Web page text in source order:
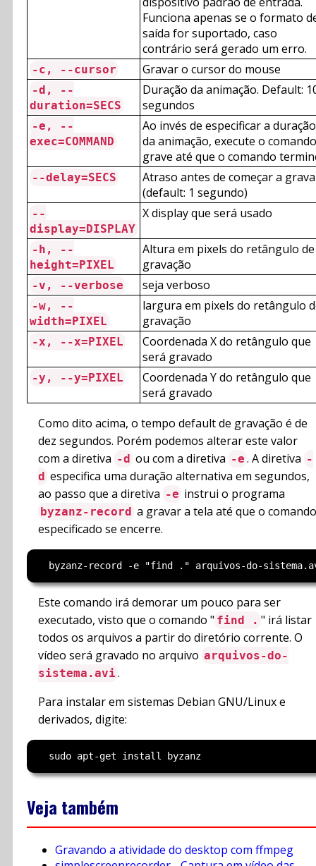
Funciona apenas se o formato
saída for suportado, caso
contrário será gerado um erro.
-c, --cursor Gravar o cursor do mouse
-d, --
duration=SECS
Duração da animação. Default:
segundos
-e, --
exec=COMMAND
Ao invés de especificar a duração
da animação, execute o
grave até que o comando
--delay=SECS
Atraso antes de começar a
(default: 1 segundo)
--
display=DISPLAY
X display que será usado
-h, --
height=PIXEL
Altura em pixels do retângulo de
gravação
-v, --verbose seja verboso
-w, --
width=PIXEL
largura em pixels do retângulo
gravação
-x, --x=PIXEL
Coordenada X do retângulo que
será gravado
-y, --y=PIXEL
Coordenada Y do retângulo que
será gravado
Como dito acima, o tempo default de gravação é de
dez segundos. Porém podemos alterar este valor
com a diretiva -d ou com a diretiva -e . A diretiva -
d especifica uma duração alternativa em segundos,
ao passo que a diretiva -e instrui o programa
byzanz-record a gravar a tela até que o comando
especificado se encerre.
Este comando irá demorar um pouco para ser
executado, visto que o comando " find . " irá listar
todos os arquivos a partir do diretório corrente. O
vídeo será gravado no arquivo arquivos-do-
sistema.avi .
Para instalar em sistemas Debian GNU/Linux e
derivados, digite:
Veja também
Gravando a atividade do desktop com ffmpeg